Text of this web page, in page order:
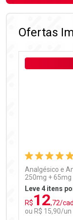
Ofertas
Analgésico e
250mg +
Leve 4 itens
R$12,72/
ou R$ 15,90/un